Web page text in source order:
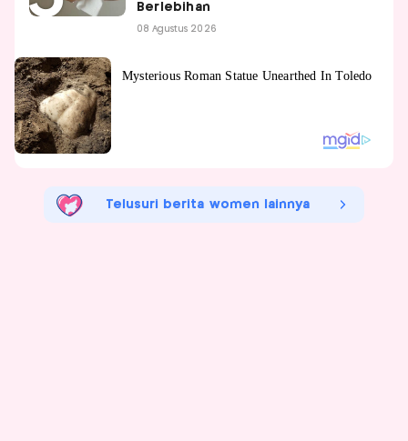
Berlebihan
08 Agustus 2026
Telusuri berita women lainnya